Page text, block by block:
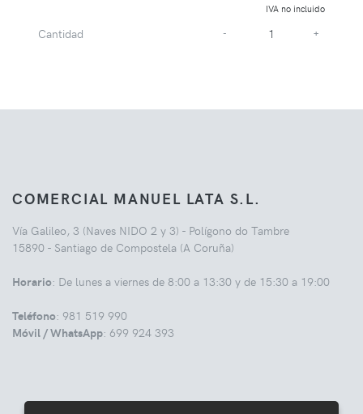
IVA no incluido
Cantidad - +
COMERCIAL MANUEL LATA S.L.
Vía Galileo, 3 (Naves NIDO 2 y 3) - Polígono do Tambre
15890 - Santiago de Compostela (A Coruña)
Horario: De lunes a viernes de 8:00 a 13:30 y de 15:30 a 19:00
Teléfono: 981 519 990
Móvil / WhatsApp: 699 924 393